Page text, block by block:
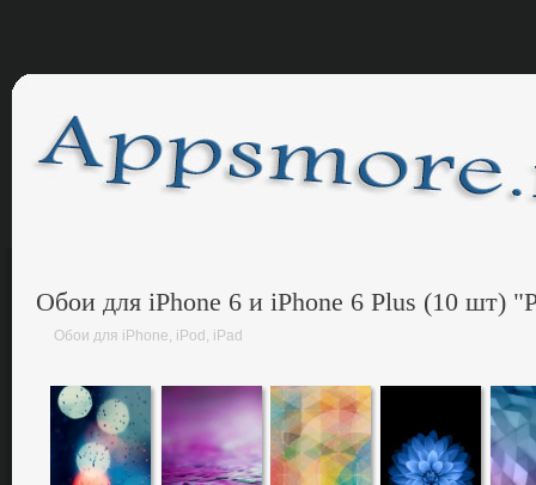
Обои для iPhone 6 и iPhone 6 Plus (10 шт)
Обои для iPhone, iPod, iPad